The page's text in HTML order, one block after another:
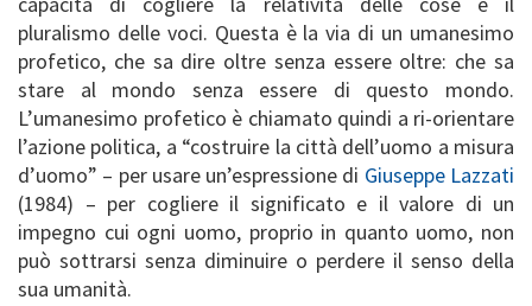
pluralismo delle voci. Questa è la via di un umanesimo
profetico, che sa dire oltre senza essere oltre: che sa
stare al mondo senza essere di questo mondo.
L’umanesimo profetico è chiamato quindi a ri-orientare
l’azione politica, a “costruire la città dell’uomo a misura
d’uomo” – per usare un’espressione di Giuseppe Lazzati
(1984) – per cogliere il significato e il valore di un
impegno cui ogni uomo, proprio in quanto uomo, non
può sottrarsi senza diminuire o perdere il senso della
sua umanità.